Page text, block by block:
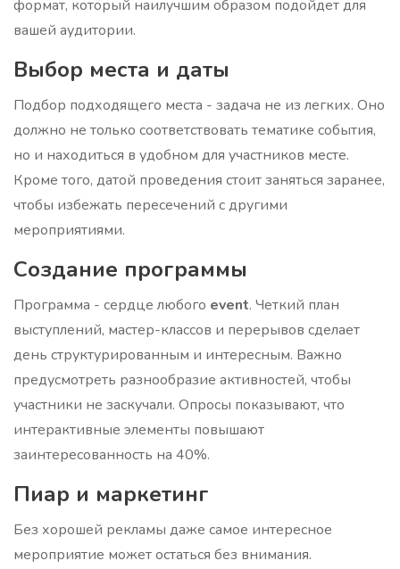
формат, который наилучшим образом подойдет для
вашей аудитории.
Выбор места и даты
Подбор подходящего места - задача не из легких. Оно
должно не только соответствовать тематике события,
но и находиться в удобном для участников месте.
Кроме того, датой проведения стоит заняться заранее,
чтобы избежать пересечений с другими
мероприятиями.
Создание программы
Программа - сердце любого event. Четкий план
выступлений, мастер-классов и перерывов сделает
день структурированным и интересным. Важно
предусмотреть разнообразие активностей, чтобы
участники не заскучали. Опросы показывают, что
интерактивные элементы повышают
заинтересованность на 40%.
Пиар и маркетинг
Без хорошей рекламы даже самое интересное
мероприятие может остаться без внимания.